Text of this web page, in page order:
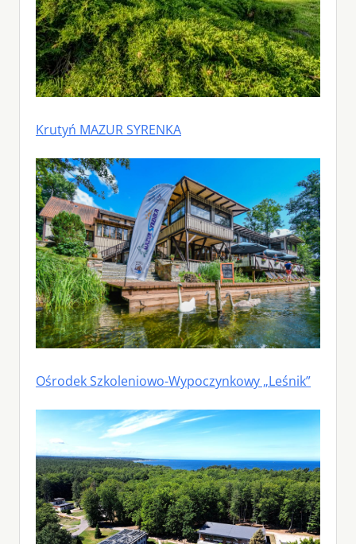
Krutyń MAZUR SYRENKA
Ośrodek Szkoleniowo-Wypoczynkowy „Leśnik”